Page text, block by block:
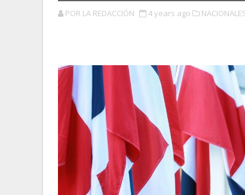
POR LA REDACCIÓN 4 years ago